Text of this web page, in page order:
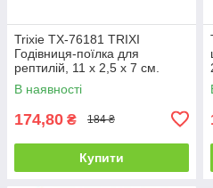
Trixie TX-76181 TRIXІ
Годівниця-поїлка для
рептилій, 11 x 2,5 x 7 см.
Прикраса: степова скеля
В наявності
174,80 ₴ 184 ₴
Купити